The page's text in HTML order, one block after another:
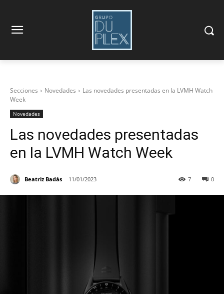
Secciones Novedades
Las novedades presentadas en la LVMH Watch
Week
Novedades
Las novedades presentadas
en la LVMH Watch Week
Beatriz Badás 11/01/2023 0
7